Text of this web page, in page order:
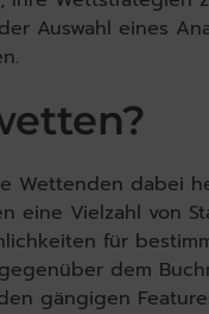
Auswahl eines
Wettenden dabei
eine Vielzahl von
für
dem
gängigen